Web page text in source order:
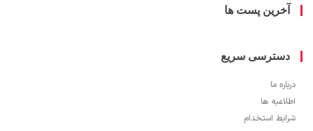
پست ها
سریع
ها
استخدام